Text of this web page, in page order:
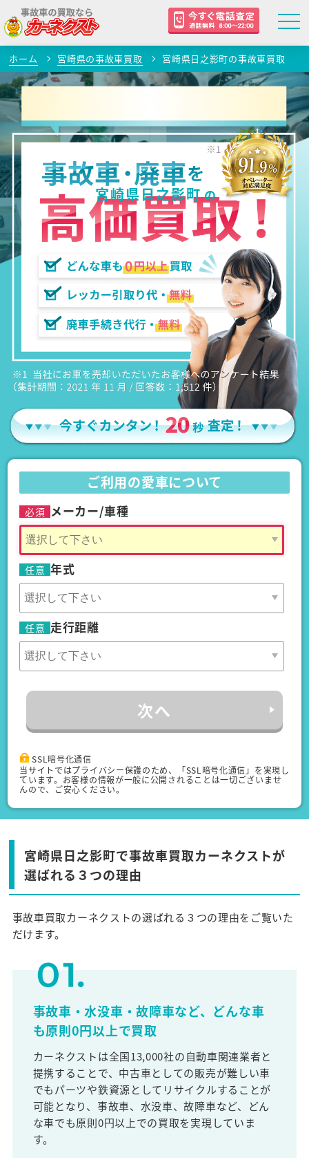
ホーム 宮崎県の事故車買取 宮崎県日之影町の事故車買取
宮崎県日之影町の
ご利用の愛車について
必須 メーカー/車種
任意 年式
任意 走行距離
次へ
SSL暗号化通信
当サイトではプライバシー保護のため、「SSL暗号化通信」を実現し
ています。お客様の情報が一般に公開されることは一切ございませ
んので、ご安心ください。
宮崎県日之影町で事故車買取カーネクストが
選ばれる３つの理由
事故車買取カーネクストの選ばれる３つの理由をご覧いた
だけます。
事故車・水没車・故障車など、どんな車
も原則0円以上で買取
カーネクストは全国13,000社の自動車関連業者と
提携することで、中古車としての販売が難しい車
でもパーツや鉄資源としてリサイクルすることが
可能となり、事故車、水没車、故障車など、どん
な車でも原則0円以上での買取を実現していま
す。